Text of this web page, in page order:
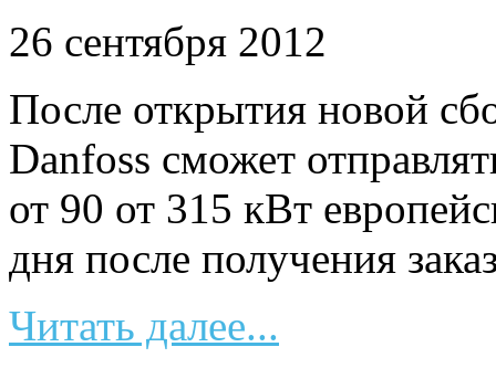
26 сентября 2012
После открытия новой
Danfoss сможет
от 90 от 315 кВт
дня после получения
Читать далее...